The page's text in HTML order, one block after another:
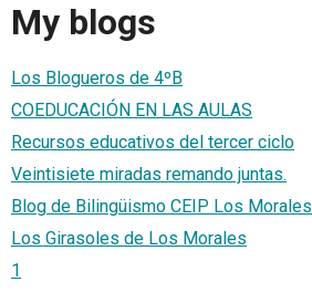
My blogs
Los Blogueros de 4ºB
COEDUCACIÓN EN LAS AULAS
Recursos educativos del tercer ciclo
Veintisiete miradas remando juntas.
Blog de Bilingüismo CEIP Los Morales
Los Girasoles de Los Morales
1